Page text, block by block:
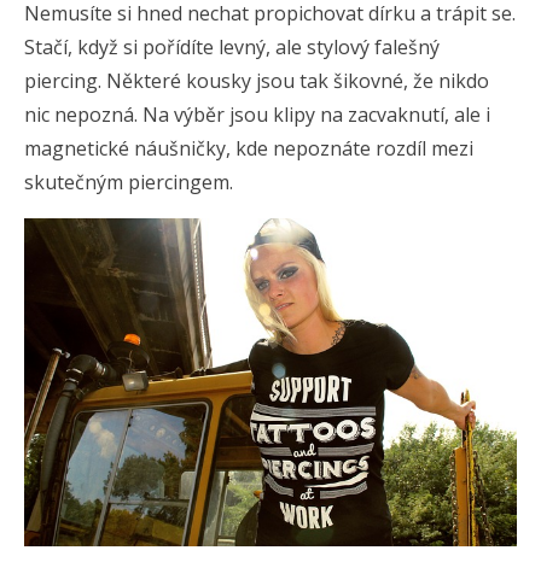
Nemusíte si hned nechat propichovat dírku a trápit se.
Stačí, když si pořídíte levný, ale stylový falešný
piercing. Některé kousky jsou tak šikovné, že nikdo
nic nepozná. Na výběr jsou klipy na zacvaknutí, ale i
magnetické náušničky, kde nepoznáte rozdíl mezi
skutečným piercingem.